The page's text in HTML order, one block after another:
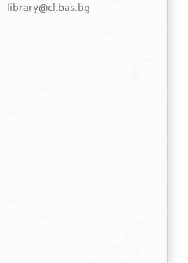
library@cl.bas.bg